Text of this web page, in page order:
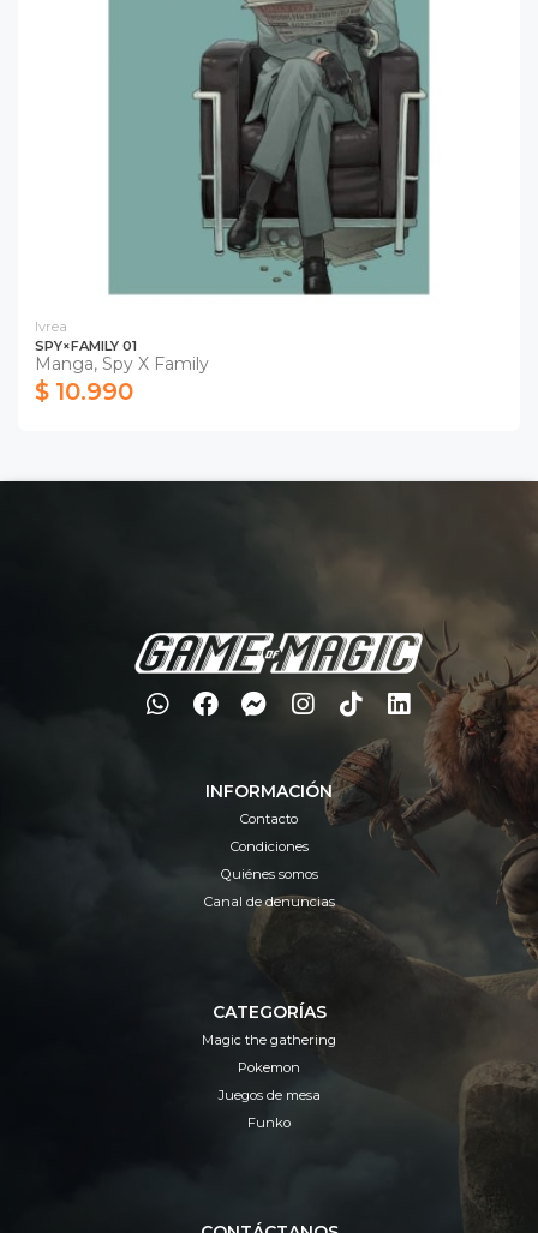
Ivrea
SPY×FAMILY 01
Manga, Spy X Family
$ 10.990
INFORMACIÓN
Contacto
Condiciones
Quiénes somos
Canal de denuncias
CATEGORÍAS
Magic the gathering
Pokemon
Juegos de mesa
Funko